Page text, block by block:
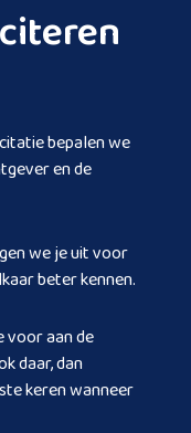
bepalen we
en de
we je uit voor
beter kennen.
voor aan de
daar, dan
keren wanneer